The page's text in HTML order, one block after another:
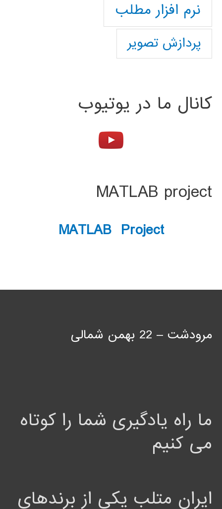
نرم افزار مطلب
پردازش تصویر
کانال ما در یوتیوب
MATLAB project
MATLAB Project
مرودشت – 22 بهمن شمالی
ما راه یادگیری شما را کوتاه
می کنیم
ایران متلب یکی از برندهای